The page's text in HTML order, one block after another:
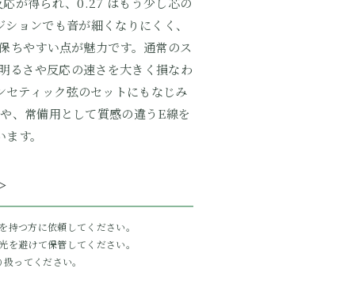
ョンでも音が細くなりにくく、
ちやすい点が魅力です。通常のス
るさや反応の速さを大きく損なわ
ティック弦のセットにもなじみ
、常備用として質感の違うE線を
す。
つ方に依頼してください。
避けて保管してください。
ってください。